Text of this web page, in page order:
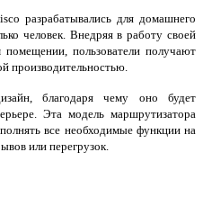
разрабатывались для домашнего
человек. Внедряя в работу своей
пользователи получают
производительностью.
благодаря чему оно будет
Эта модель маршрутизатора
все необходимые функции на
или перегрузок.